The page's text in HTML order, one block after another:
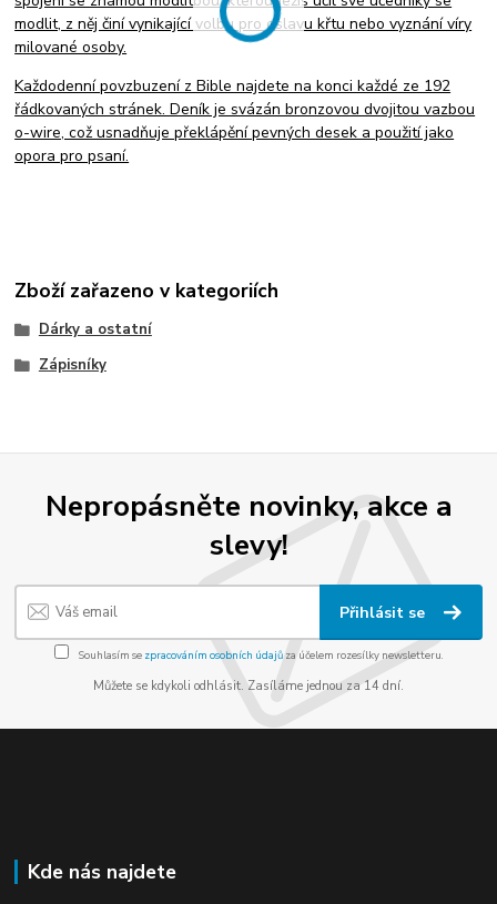
modlit, z něj činí vynikající volbu pro oslavu křtu nebo vyznání víry
milované osoby.
Každodenní povzbuzení z Bible najdete na konci každé ze 192
řádkovaných stránek. Deník je svázán bronzovou dvojitou vazbou
o-wire, což usnadňuje překlápění pevných desek a použití jako
opora pro psaní.
Zboží zařazeno v kategoriích
Dárky a ostatní
Zápisníky
Nepropásněte novinky, akce a
slevy!
Přihlásit se
Souhlasím se zpracováním osobních údajůza účelem rozesílky newsletteru.
Můžete se kdykoli odhlásit. Zasíláme jednou za 14 dní.
Kde nás najdete